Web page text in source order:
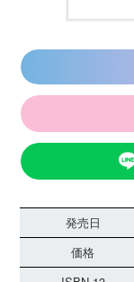
発売日
価格